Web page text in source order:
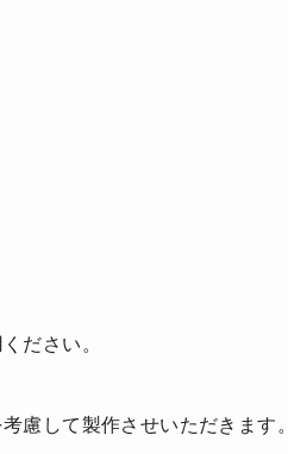
ださい。
慮して製作させいただきます。